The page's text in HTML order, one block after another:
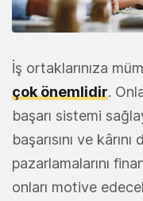
İş ortaklarınıza
çok önemlidir.
başarı sistemi
başarısını ve
pazarlamalarını
onları motive